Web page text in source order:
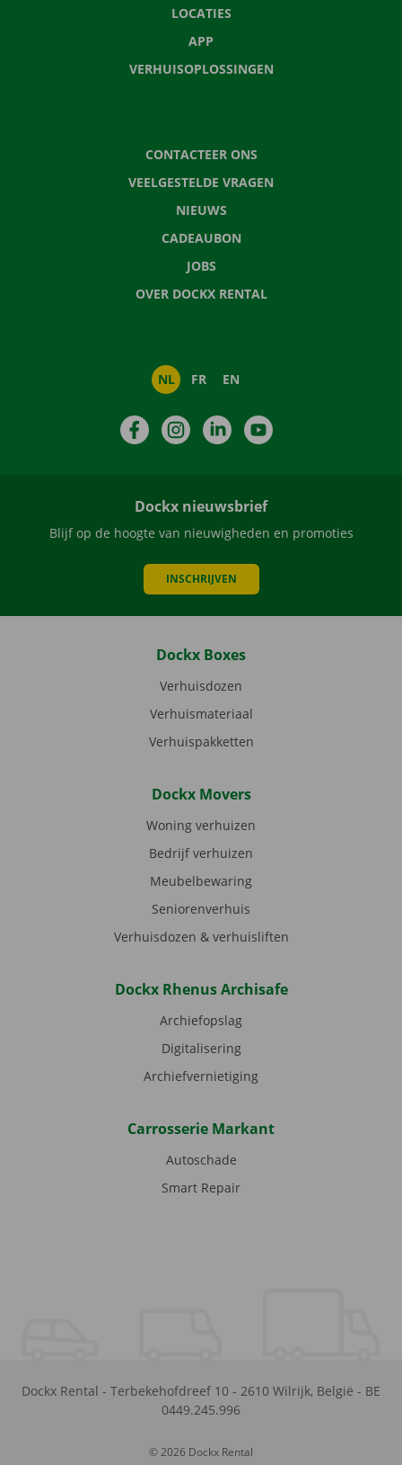
LOCATIES
APP
VERHUISOPLOSSINGEN
CONTACTEER ONS
VEELGESTELDE VRAGEN
NIEUWS
CADEAUBON
JOBS
OVER DOCKX RENTAL
NL FR EN
FacebookInstagramLinkedIn
Dockx nieuwsbrief
Blijf op de hoogte van nieuwigheden en promoties
INSCHRIJVEN
Dockx Boxes
Verhuisdozen
Verhuismateriaal
Verhuispakketten
Dockx Movers
Woning verhuizen
Bedrijf verhuizen
Meubelbewaring
Seniorenverhuis
Verhuisdozen & verhuisliften
Dockx Rhenus Archisafe
Archiefopslag
Digitalisering
Archiefvernietiging
Carrosserie Markant
Autoschade
Smart Repair
Dockx Rental - Terbekehofdreef 10 - 2610 Wilrijk, België - BE
0449.245.996
© 2026 Dockx Rental